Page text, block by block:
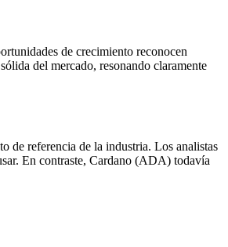
de crecimiento reconocen
del mercado, resonando claramente
de referencia de la industria. Los analistas
En contraste, Cardano (ADA) todavía